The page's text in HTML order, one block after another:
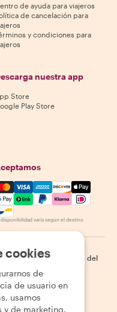
de ayuda para viajeros
de cancelación para
y condiciones para
nuestra app
Store
Play Store
Visa, Amex,
disponibilidad varía según el destino
| Cookies
Mapa del
cookies
de
de usuario en
usamos
y de marketing.